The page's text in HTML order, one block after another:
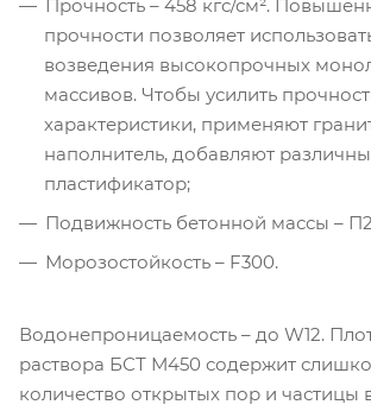
Прочность – 458 кгс/см².
прочности позволяет
возведения высокопрочных
массивов. Чтобы усилить
характеристики, применяют
наполнитель, добавляют
пластификатор;
Подвижность бетонной массы –
Морозостойкость – F300.
Водонепроницаемость – до W12.
раствора БСТ М450 содержит
количество открытых пор и частицы